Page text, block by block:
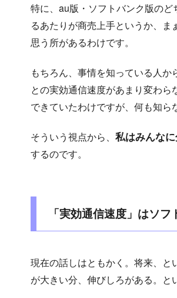
特に、au版・ソフトバンク版の
るあたりが商売上手というか、
思う所があるわけです。
もちろん、事情を知っている人
との実効通信速度があまり変わ
できていたわけですが、何も知ら
そういう視点から、 私はみんな
するのです。
「実効通信速度」はソ
現在の話しはともかく。将来、
が大きい分、伸びしろがある。と